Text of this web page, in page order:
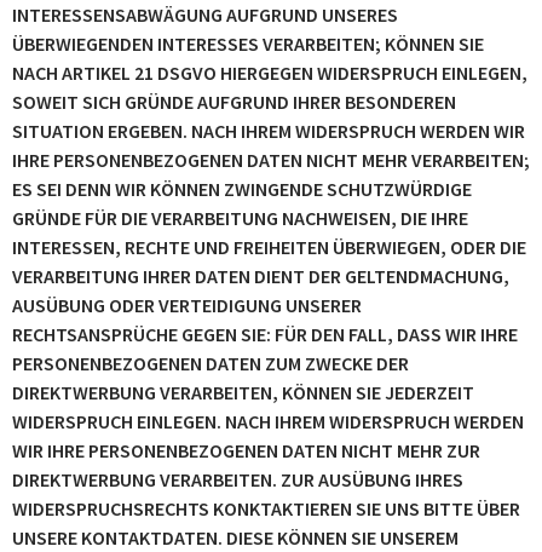
INTERESSENSABWÄGUNG AUFGRUND UNSERES
ÜBERWIEGENDEN INTERESSES VERARBEITEN; KÖNNEN SIE
NACH ARTIKEL 21 DSGVO HIERGEGEN WIDERSPRUCH EINLEGEN,
SOWEIT SICH GRÜNDE AUFGRUND IHRER BESONDEREN
SITUATION ERGEBEN. NACH IHREM WIDERSPRUCH WERDEN WIR
IHRE PERSONENBEZOGENEN DATEN NICHT MEHR VERARBEITEN;
ES SEI DENN WIR KÖNNEN ZWINGENDE SCHUTZWÜRDIGE
GRÜNDE FÜR DIE VERARBEITUNG NACHWEISEN, DIE IHRE
INTERESSEN, RECHTE UND FREIHEITEN ÜBERWIEGEN, ODER DIE
VERARBEITUNG IHRER DATEN DIENT DER GELTENDMACHUNG,
AUSÜBUNG ODER VERTEIDIGUNG UNSERER
RECHTSANSPRÜCHE GEGEN SIE: FÜR DEN FALL, DASS WIR IHRE
PERSONENBEZOGENEN DATEN ZUM ZWECKE DER
DIREKTWERBUNG VERARBEITEN, KÖNNEN SIE JEDERZEIT
WIDERSPRUCH EINLEGEN. NACH IHREM WIDERSPRUCH WERDEN
WIR IHRE PERSONENBEZOGENEN DATEN NICHT MEHR ZUR
DIREKTWERBUNG VERARBEITEN. ZUR AUSÜBUNG IHRES
WIDERSPRUCHSRECHTS KONKTAKTIEREN SIE UNS BITTE ÜBER
UNSERE KONTAKTDATEN. DIESE KÖNNEN SIE UNSEREM